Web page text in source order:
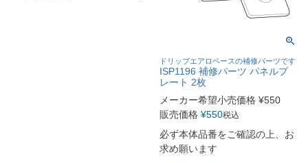
ドリップエアロベースの補修パーツです
ISP1196 補修パーツ パネルプ
レート 2枚
メーカー希望小売価格 ¥550
販売価格 ¥550税込
必ず本体品番をご確認の上、お
求め願います